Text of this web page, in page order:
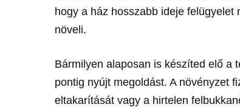
hogy a ház hosszabb ideje
növeli.
Bármilyen alaposan is készíted elő a
pontig nyújt megoldást. A növényzet
eltakarítását vagy a hirtelen